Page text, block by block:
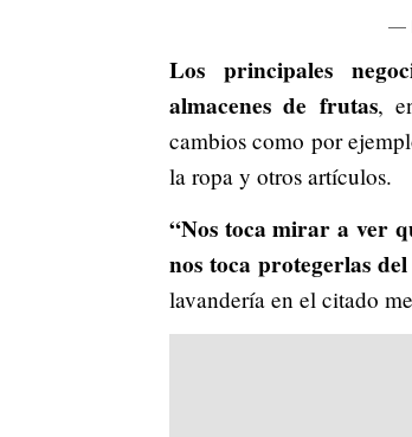
—
Los principales
almacenes de frutas,
cambios como por
la ropa y otros artículos.
“Nos toca mirar a ver
nos toca protegerlas
lavandería en el citado